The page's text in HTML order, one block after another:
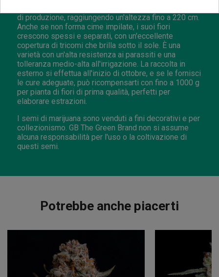
di produzione, raggiungendo un'altezza fino a 220 cm.
Anche se non forma cime impilate, i suoi fiori
crescono spessi e separati, con un'eccellente
copertura di tricomi che brilla sotto il sole. È una
varietà con un'alta resistenza ai parassiti e una
tolleranza medio-alta all'irrigazione. La raccolta in
esterno si effettua all'inizio di ottobre, e se le fornisci
le cure adeguate, può ricompensarti con fino a 1000 g
per pianta di fiori di prima qualità, perfetti per
elaborare estrazioni.
I semi di marijuana sono venduti a fini decorativi e per
collezionismo. GB The Green Brand non si assume
alcuna responsabilità per l'uso o la coltivazione di
questi semi.
Potrebbe anche piacerti